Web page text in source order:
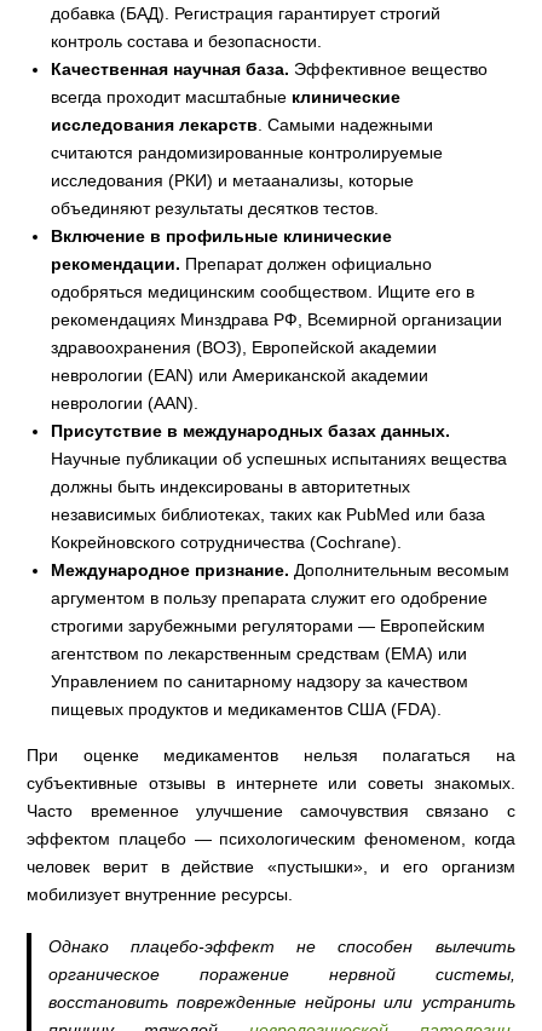
добавка (БАД). Регистрация гарантирует строгий
контроль состава и безопасности.
Качественная научная база. Эффективное вещество
всегда проходит масштабные клинические
исследования лекарств . Самыми надежными
считаются рандомизированные контролируемые
исследования (РКИ) и метаанализы, которые
объединяют результаты десятков тестов.
Включение в профильные клинические
рекомендации. Препарат должен официально
одобряться медицинским сообществом. Ищите его в
рекомендациях Минздрава РФ, Всемирной организации
здравоохранения (ВОЗ), Европейской академии
неврологии (EAN) или Американской академии
неврологии (AAN).
Присутствие в международных базах данных.
Научные публикации об успешных испытаниях вещества
должны быть индексированы в авторитетных
независимых библиотеках, таких как PubMed или база
Кокрейновского сотрудничества (Cochrane).
Международное признание. Дополнительным весомым
аргументом в пользу препарата служит его одобрение
строгими зарубежными регуляторами — Европейским
агентством по лекарственным средствам (EMA) или
Управлением по санитарному надзору за качеством
пищевых продуктов и медикаментов США (FDA).
При оценке медикаментов нельзя полагаться на
субъективные отзывы в интернете или советы знакомых.
Часто временное улучшение самочувствия связано с
эффектом плацебо — психологическим феноменом, когда
человек верит в действие «пустышки», и его организм
мобилизует внутренние ресурсы.
Однако плацебо-эффект не способен вылечить
органическое поражение нервной системы,
восстановить поврежденные нейроны или устранить